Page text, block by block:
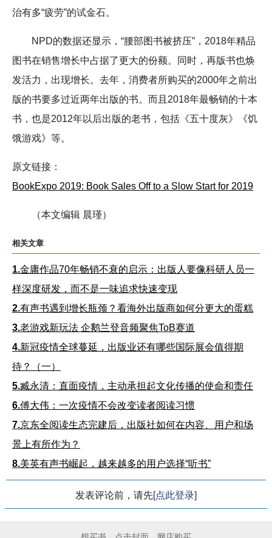
治有多“疲劳”的试金石。
NPD的数据还显示，“腰部图书被挤压”，2018年精品
图书在销售增长中占据了更大的份额。同时，再版书也焕
发活力，出现增长。去年，消费者所购买的2000年之前出
版的书要多过近两年出版的书。而且2018年最畅销的十本
书，也是2012年以后出版的老书，包括《五十度灰》《饥
饿游戏》等。
原文链接：
BookExpo 2019: Book Sales Off to a Slow Start for 2019
（本文编辑 晨瑾）
相关文章
1.金庸作品70年畅销不衰的启示：出版人要像科研人员一
样深度研发，而不是一味追求快速变现
2.有声书遇到增长瓶颈？看海外出版商如何分更大的蛋糕
3.老游戏新玩法 企鹅兰登音频聚焦ToB赛道
4.新冠疫情全球蔓延，出版业还有哪些国际展会值得期
待？（一）
5.臧永清：直面疫情，主动承担起文化传播的使命和责任
6.傅大伟：一次疫情不会改变读者阅读习惯
7.京东全阅读生态完建后，出版社如何在内容、用户和场
景上有所作为？
8.美英有声书崛起，越来越多的用户选择“听书”
发表评论前，请先[点此登录]